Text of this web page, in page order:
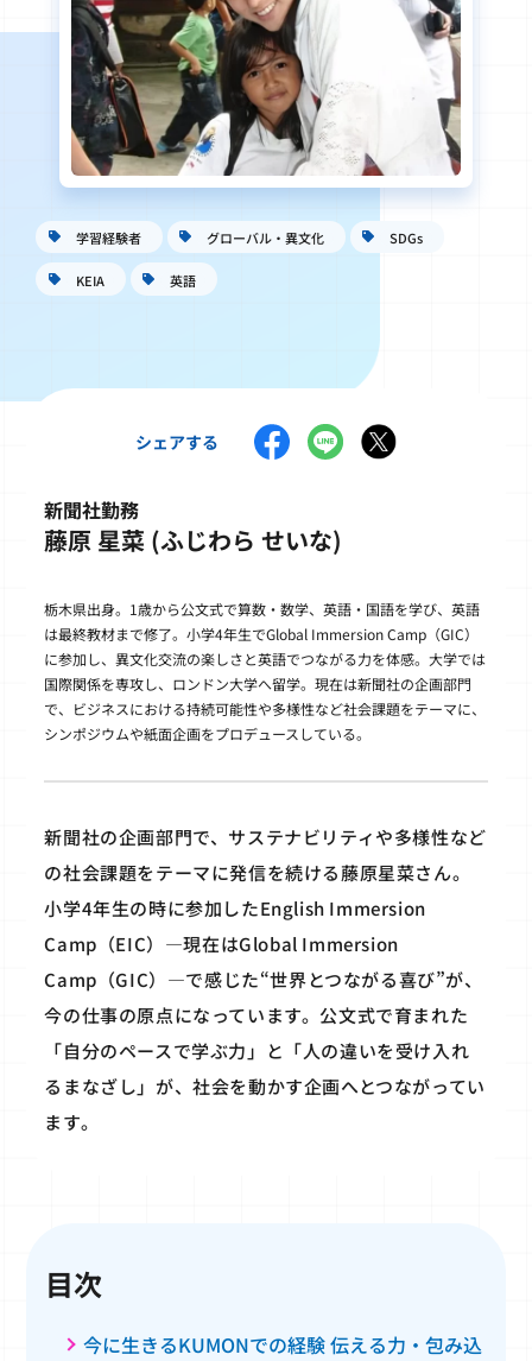
学習経験者 グローバル・異文化 SDGs
KEIA 英語
シェアする
新聞社勤務
藤原 星菜 (ふじわら せいな)
栃木県出身。1歳から公文式で算数・数学、英語・国語を学び、英語
は最終教材まで修了。小学4年生でGlobal Immersion Camp（GIC）
に参加し、異文化交流の楽しさと英語でつながる力を体感。大学では
国際関係を専攻し、ロンドン大学へ留学。現在は新聞社の企画部門
で、ビジネスにおける持続可能性や多様性など社会課題をテーマに、
シンポジウムや紙面企画をプロデュースしている。
新聞社の企画部門で、サステナビリティや多様性など
の社会課題をテーマに発信を続ける藤原星菜さん。
小学4年生の時に参加したEnglish Immersion
Camp（EIC）―現在はGlobal Immersion
Camp（GIC）―で感じた“世界とつながる喜び”が、
今の仕事の原点になっています。公文式で育まれた
「自分のペースで学ぶ力」と「人の違いを受け入れ
るまなざし」が、社会を動かす企画へとつながってい
ます。
目次
今に生きるKUMONでの経験 伝える力・包み込